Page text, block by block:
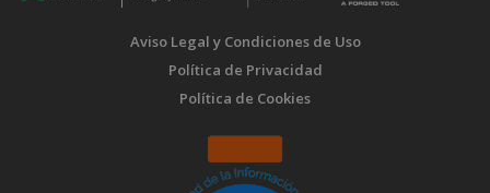
Aviso Legal y Condiciones de Uso
Política de Privacidad
Política de Cookies